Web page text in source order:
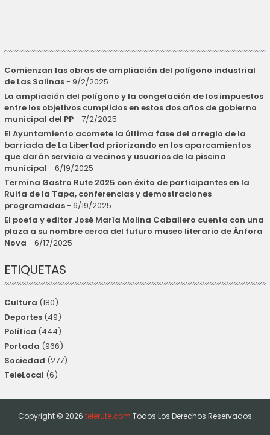
Comienzan las obras de ampliación del polígono industrial
de Las Salinas- 9/2/2025
La ampliación del polígono y la congelación de los impuestos
entre los objetivos cumplidos en estos dos años de gobierno
municipal del PP- 7/2/2025
El Ayuntamiento acomete la última fase del arreglo de la
barriada de La Libertad priorizando en los aparcamientos
que darán servicio a vecinos y usuarios de la piscina
municipal - 6/19/2025
Termina Gastro Rute 2025 con éxito de participantes en la
Ruita de la Tapa, conferencias y demostraciones
programadas- 6/19/2025
El poeta y editor José María Molina Caballero cuenta con una
plaza a su nombre cerca del futuro museo literario de Ánfora
Nova - 6/17/2025
ETIQUETAS
Cultura (180)
Deportes (49)
Política (444)
Portada (966)
Sociedad (277)
TeleLocal (6)
Copyright © 2026 telerute.com Todos Los Derechos Reservados